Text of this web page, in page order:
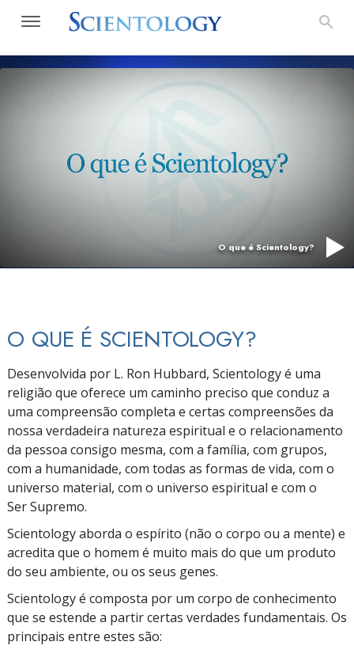
O que é Scientology?
O QUE É SCIENTOLOGY?
Desenvolvida por L. Ron Hubbard, Scientology é uma
religião que oferece um caminho preciso que conduz a
uma compreensão completa e certas compreensões da
nossa verdadeira natureza espiritual e o relacionamento
da pessoa consigo mesma, com a família, com grupos,
com a humanidade, com todas as formas de vida, com o
universo material, com o universo espiritual e com o
Ser Supremo.
Scientology aborda o espírito (não o corpo ou a mente) e
acredita que o homem é muito mais do que um produto
do seu ambiente, ou os seus genes.
Scientology é composta por um corpo de conhecimento
que se estende a partir certas verdades fundamentais. Os
principais entre estes são: